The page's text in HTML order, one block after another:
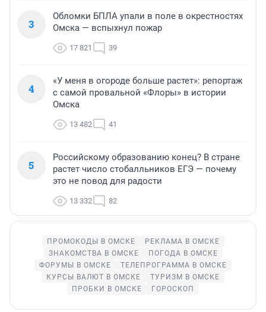
3
Обломки БПЛА упали в поле в окрестностях
Омска — вспыхнул пожар
17 821 39
4
«У меня в огороде больше растет»: репортаж
с самой провальной «Флоры» в истории
Омска
13 482 41
5
Российскому образованию конец? В стране
растет число стобалльников ЕГЭ — почему
это не повод для радости
13 332 82
ПРОМОКОДЫ В ОМСКЕ
РЕКЛАМА В ОМСКЕ
ЗНАКОМСТВА В ОМСКЕ
ПОГОДА В ОМСКЕ
ФОРУМЫ В ОМСКЕ
ТЕЛЕПРОГРАММА В ОМСКЕ
КУРСЫ ВАЛЮТ В ОМСКЕ
ТУРИЗМ В ОМСКЕ
ПРОБКИ В ОМСКЕ
ГОРОСКОП